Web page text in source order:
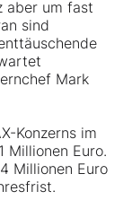
aber um fast
sind
Mark
Konzerns im
Millionen Euro.
Millionen Euro